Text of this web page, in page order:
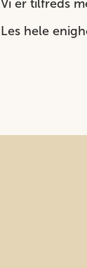
Vi er tilfreds
Les hele